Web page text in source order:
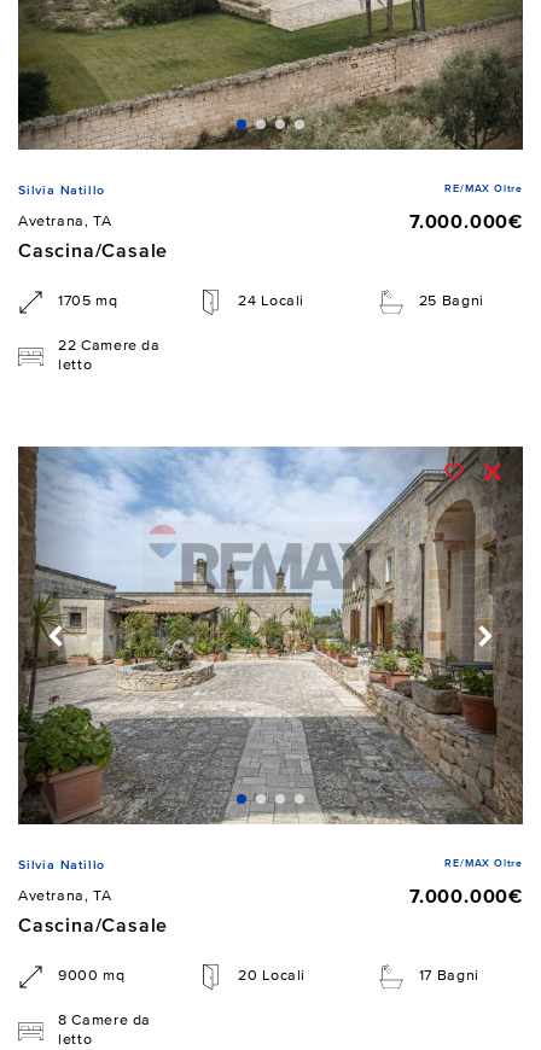
Silvia Natillo RE/MAX Oltre
Avetrana, TA
7.000.000€
Cascina/Casale
1705 mq 24 Locali 25 Bagni
22 Camere da
letto
Silvia Natillo RE/MAX Oltre
Avetrana, TA
7.000.000€
Cascina/Casale
9000 mq 20 Locali 17 Bagni
8 Camere da
letto